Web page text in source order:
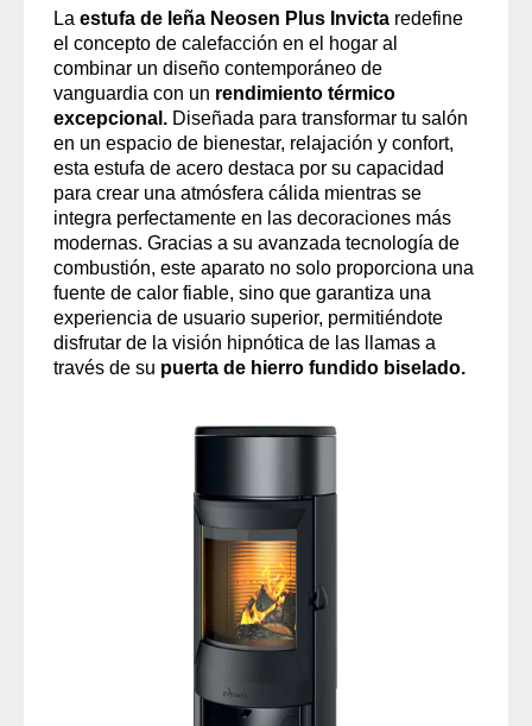
La estufa de leña Neosen Plus Invicta redefine
el concepto de calefacción en el hogar al
combinar un diseño contemporáneo de
vanguardia con un rendimiento térmico
excepcional. Diseñada para transformar tu salón
en un espacio de bienestar, relajación y confort,
esta estufa de acero destaca por su capacidad
para crear una atmósfera cálida mientras se
integra perfectamente en las decoraciones más
modernas. Gracias a su avanzada tecnología de
combustión, este aparato no solo proporciona una
fuente de calor fiable, sino que garantiza una
experiencia de usuario superior, permitiéndote
disfrutar de la visión hipnótica de las llamas a
través de su puerta de hierro fundido biselado.